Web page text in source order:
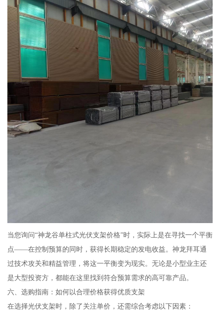
当您询问“神龙谷单柱式光伏支架价格”时，实际上是在寻找一个平衡
点——在控制预算的同时，获得长期稳定的发电收益。神龙拜耳通
过技术攻关和精益管理，将这一平衡变为现实。无论是小型业主还
是大型投资方，都能在这里找到符合预算需求的高可靠产品。
六、选购指南：如何以合理价格获得优质支架
在选择光伏支架时，除了关注单价，还需综合考虑以下因素：